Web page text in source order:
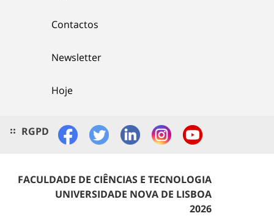
Contactos
Newsletter
Hoje
RGPD
FACULDADE DE CIÊNCIAS E TECNOLOGIA
UNIVERSIDADE NOVA DE LISBOA
2026